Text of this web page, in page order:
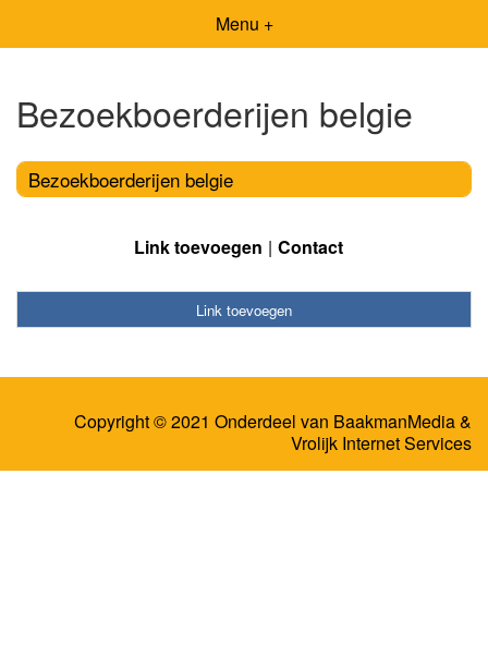
Menu +
Bezoekboerderijen belgie
Bezoekboerderijen belgie
Link toevoegen Contact
Link toevoegen
Copyright © 2021 Onderdeel van BaakmanMedia&
Vrolijk Internet Services